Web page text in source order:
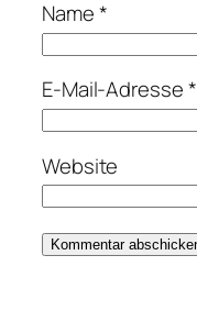
Name*
E-Mail-Adresse*
Website